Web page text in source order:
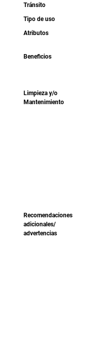
Tránsito
Tipo de uso
Atributos
Beneficios
Limpieza y/o
Mantenimiento
Recomendaciones
adicionales/
advertencias